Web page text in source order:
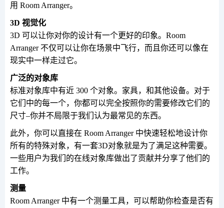
用 Room Arranger。
3D 视觉化
3D 可以让你对你的设计有一个更好的印象。Room
Arranger 不仅可以让你在场景中飞行，而且你还可以像在
现实中一样走过它。
广泛的对象库
标准对象库中有近 300 个对象。家具，和其他设备。对于
它们中的每一个，你都可以完全按照你的需要修改它们的
尺寸–你并不局限于我们认为最常见的东西。
此外，你可以直接在 Room Arranger 中快速轻松地设计你
所有的特殊对象，有一套3D对象就是为了满足这种需要。
一些用户为我们的在线对象库做出了贡献并分享了他们的
工作。
测量
Room Arranger 中有一个测量工具，可以帮助你检查是否有